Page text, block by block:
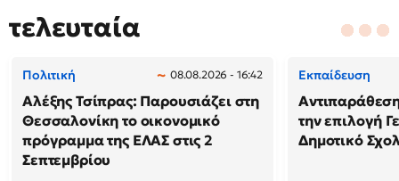
τελευταία
Πολιτική 08.08.2026 - 16:42
Αλέξης Τσίπρας: Παρουσιάζει στη
Θεσσαλονίκη το οικονομικό
πρόγραμμα της ΕΛΑΣ στις 2
Σεπτεμβρίου
Εκπαίδευση
την επιλογή
Δημοτικό